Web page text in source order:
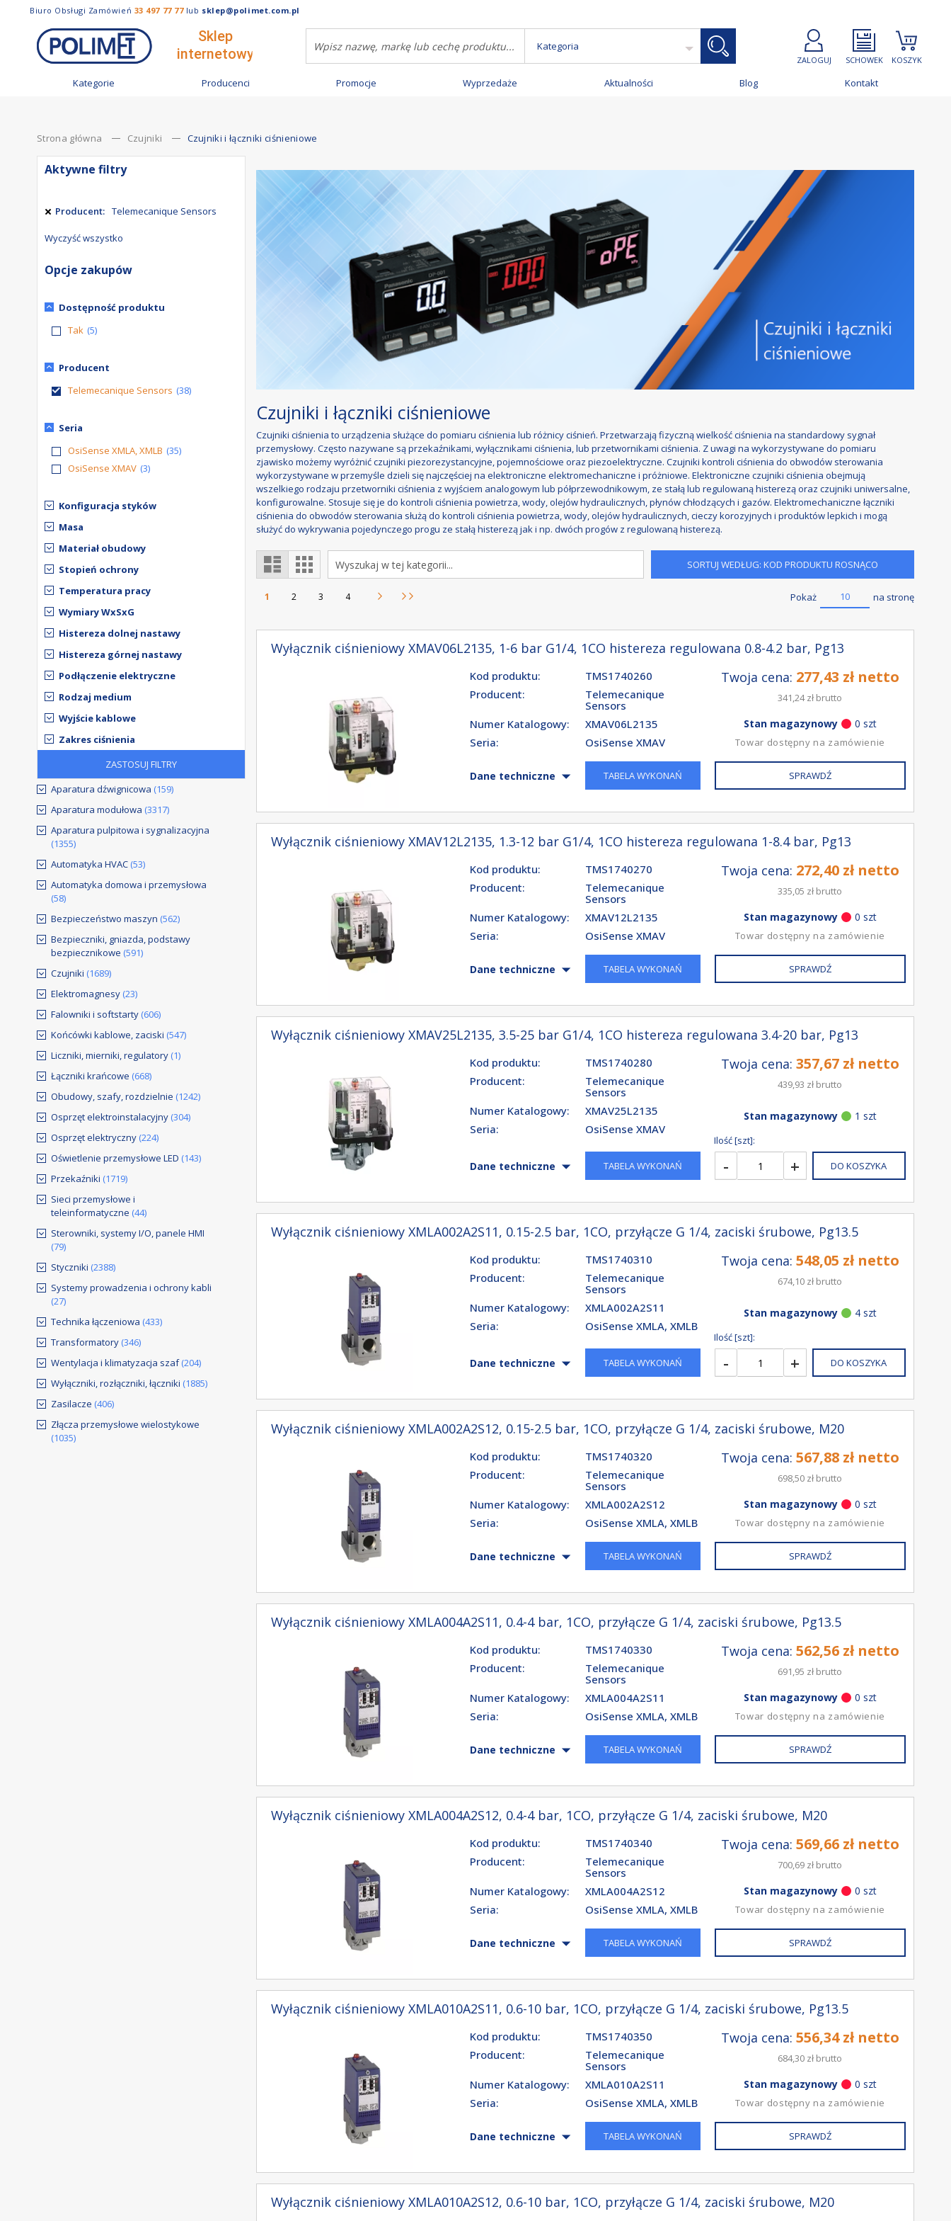
Biuro Obsługi Zamówień 33 497 77 77lub sklep@polimet.com.pl
Kategoria
ZALOGUJ SCHOWEK KOSZYK
Kategorie Producenci Promocje Wyprzedaże Aktualności Blog Kontakt
Strona główna Czujniki Czujniki i łączniki ciśnieniowe
Aktywne filtry
Producent Telemecanique Sensors
Wyczyść wszystko
Opcje zakupów
Dostępność produktu
Tak 5
Producent
Telemecanique Sensors 38
Seria
OsiSense XMLA, XMLB 35
OsiSense XMAV 3
Konfiguracja styków
Masa
Materiał obudowy
Stopień ochrony
Temperatura pracy
Wymiary WxSxG
Histereza dolnej nastawy
Histereza górnej nastawy
Podłączenie elektryczne
Rodzaj medium
Wyjście kablowe
Zakres ciśnienia
ZASTOSUJ FILTRY
Aparatura dźwignicowa (159)
Aparatura modułowa (3317)
Aparatura pulpitowa i sygnalizacyjna
(1355)
Automatyka HVAC (53)
Automatyka domowa i przemysłowa
(58)
Bezpieczeństwo maszyn (562)
Bezpieczniki, gniazda, podstawy
bezpiecznikowe (591)
Czujniki (1689)
Elektromagnesy (23)
Falowniki i softstarty (606)
Końcówki kablowe, zaciski (547)
Liczniki, mierniki, regulatory (1)
Łączniki krańcowe (668)
Obudowy, szafy, rozdzielnie (1242)
Osprzęt elektroinstalacyjny (304)
Osprzęt elektryczny (224)
Oświetlenie przemysłowe LED (143)
Przekaźniki (1719)
Sieci przemysłowe i
teleinformatyczne (44)
Sterowniki, systemy I/O, panele HMI
(79)
Styczniki (2388)
Systemy prowadzenia i ochrony kabli
(27)
Technika łączeniowa (433)
Transformatory (346)
Wentylacja i klimatyzacja szaf (204)
Wyłączniki, rozłączniki, łączniki (1885)
Zasilacze (406)
Złącza przemysłowe wielostykowe
(1035)
Czujniki i łączniki ciśnieniowe
Czujniki ciśnienia to urządzenia służące do pomiaru ciśnienia lub różnicy ciśnień. Przetwarzają fizyczną wielkość ciśnienia na standardowy sygnał
przemysłowy. Często nazywane są przekaźnikami, wyłącznikami ciśnienia, lub przetwornikami ciśnienia. Z uwagi na wykorzystywane do pomiaru
zjawisko możemy wyróżnić czujniki piezorezystancyjne, pojemnościowe oraz piezoelektryczne. Czujniki kontroli ciśnienia do obwodów sterowania
wykorzystywane w przemyśle dzieli się najczęściej na elektroniczne elektromechaniczne i próżniowe. Elektroniczne czujniki ciśnienia obejmują
wszelkiego rodzaju przetworniki ciśnienia z wyjściem analogowym lub półprzewodnikowym, ze stałą lub regulowaną histerezą oraz czujniki uniwersalne,
konfigurowalne. Stosuje się je do kontroli ciśnienia powietrza, wody, olejów hydraulicznych, płynów chłodzących i gazów. Elektromechaniczne łączniki
ciśnienia do obwodów sterowania służą do kontroli ciśnienia powietrza, wody, olejów hydraulicznych, cieczy korozyjnych i produktów lepkich i mogą
służyć do wykrywania pojedynczego progu ze stałą histerezą jak i np. dwóch progów z regulowaną histerezą.
Zobacz
jako Lista Siatka
SORTUJ WEDŁUG: KOD PRODUKTU ROSNĄCO
Aktualnie czytasz stronę
1 Strona
2 Strona
3 Strona
4 Strona
NastępneStrona
4 Pokaż 10 na stronę
Wyłącznik ciśnieniowy XMAV06L2135, 1-6 bar G1/4, 1CO histereza regulowana 0.8-4.2 bar, Pg13
Kod produktu:
TMS1740260
Producent:
Telemecanique
Sensors
Numer Katalogowy:
XMAV06L2135
Seria:
OsiSense XMAV
Dane techniczne TABELA WYKONAŃ
Twoja cena: 277,43 zł netto
341,24 zł brutto
Stan magazynowy 0 szt
Towar dostępny na zamówienie
SPRAWDŹ
Wyłącznik ciśnieniowy XMAV12L2135, 1.3-12 bar G1/4, 1CO histereza regulowana 1-8.4 bar, Pg13
Kod produktu:
TMS1740270
Producent:
Telemecanique
Sensors
Numer Katalogowy:
XMAV12L2135
Seria:
OsiSense XMAV
Dane techniczne TABELA WYKONAŃ
Twoja cena: 272,40 zł netto
335,05 zł brutto
Stan magazynowy 0 szt
Towar dostępny na zamówienie
SPRAWDŹ
Wyłącznik ciśnieniowy XMAV25L2135, 3.5-25 bar G1/4, 1CO histereza regulowana 3.4-20 bar, Pg13
Kod produktu:
TMS1740280
Producent:
Telemecanique
Sensors
Numer Katalogowy:
XMAV25L2135
Seria:
OsiSense XMAV
Dane techniczne TABELA WYKONAŃ
Twoja cena: 357,67 zł netto
439,93 zł brutto
Stan magazynowy 1 szt
Ilość [szt]:
- + DO KOSZYKA
Wyłącznik ciśnieniowy XMLA002A2S11, 0.15-2.5 bar, 1CO, przyłącze G 1/4, zaciski śrubowe, Pg13.5
Kod produktu:
TMS1740310
Producent:
Telemecanique
Sensors
Numer Katalogowy:
XMLA002A2S11
Seria:
OsiSense XMLA, XMLB
Dane techniczne TABELA WYKONAŃ
Twoja cena: 548,05 zł netto
674,10 zł brutto
Stan magazynowy 4 szt
Ilość [szt]:
- + DO KOSZYKA
Wyłącznik ciśnieniowy XMLA002A2S12, 0.15-2.5 bar, 1CO, przyłącze G 1/4, zaciski śrubowe, M20
Kod produktu:
TMS1740320
Producent:
Telemecanique
Sensors
Numer Katalogowy:
XMLA002A2S12
Seria:
OsiSense XMLA, XMLB
Dane techniczne TABELA WYKONAŃ
Twoja cena: 567,88 zł netto
698,50 zł brutto
Stan magazynowy 0 szt
Towar dostępny na zamówienie
SPRAWDŹ
Wyłącznik ciśnieniowy XMLA004A2S11, 0.4-4 bar, 1CO, przyłącze G 1/4, zaciski śrubowe, Pg13.5
Kod produktu:
TMS1740330
Producent:
Telemecanique
Sensors
Numer Katalogowy:
XMLA004A2S11
Seria:
OsiSense XMLA, XMLB
Dane techniczne TABELA WYKONAŃ
Twoja cena: 562,56 zł netto
691,95 zł brutto
Stan magazynowy 0 szt
Towar dostępny na zamówienie
SPRAWDŹ
Wyłącznik ciśnieniowy XMLA004A2S12, 0.4-4 bar, 1CO, przyłącze G 1/4, zaciski śrubowe, M20
Kod produktu:
TMS1740340
Producent:
Telemecanique
Sensors
Numer Katalogowy:
XMLA004A2S12
Seria:
OsiSense XMLA, XMLB
Dane techniczne TABELA WYKONAŃ
Twoja cena: 569,66 zł netto
700,69 zł brutto
Stan magazynowy 0 szt
Towar dostępny na zamówienie
SPRAWDŹ
Wyłącznik ciśnieniowy XMLA010A2S11, 0.6-10 bar, 1CO, przyłącze G 1/4, zaciski śrubowe, Pg13.5
Kod produktu:
TMS1740350
Producent:
Telemecanique
Sensors
Numer Katalogowy:
XMLA010A2S11
Seria:
OsiSense XMLA, XMLB
Dane techniczne TABELA WYKONAŃ
Twoja cena: 556,34 zł netto
684,30 zł brutto
Stan magazynowy 0 szt
Towar dostępny na zamówienie
SPRAWDŹ
Wyłącznik ciśnieniowy XMLA010A2S12, 0.6-10 bar, 1CO, przyłącze G 1/4, zaciski śrubowe, M20